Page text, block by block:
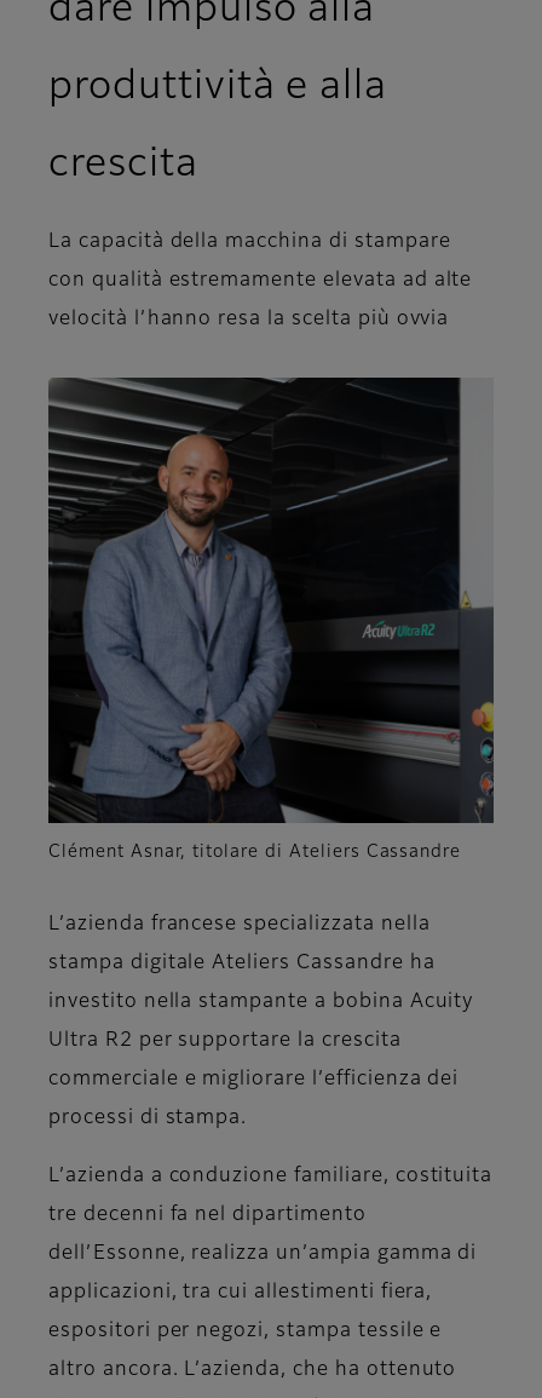
dare impulso alla
produttività e alla
crescita
La capacità della macchina di stampare
con qualità estremamente elevata ad alte
velocità l’hanno resa la scelta più ovvia
Clément Asnar, titolare di Ateliers Cassandre
L’azienda francese specializzata nella
stampa digitale Ateliers Cassandre ha
investito nella stampante a bobina Acuity
Ultra R2 per supportare la crescita
commerciale e migliorare l’efficienza dei
processi di stampa.
L’azienda a conduzione familiare, costituita
tre decenni fa nel dipartimento
dell’Essonne, realizza un’ampia gamma di
applicazioni, tra cui allestimenti fiera,
espositori per negozi, stampa tessile e
altro ancora. L’azienda, che ha ottenuto